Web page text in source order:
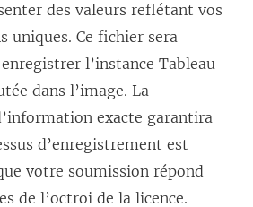
des valeurs reflétant vos
uniques. Ce fichier sera
l’instance Tableau
dans l’image. La
exacte garantira
d’enregistrement est
votre soumission répond
de l’octroi de la licence.